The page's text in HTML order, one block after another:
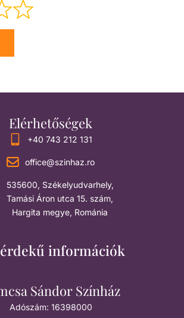
Elérhetőségek
+40 743 212 131
office@szinhaz.ro
535600, Székelyudvarhely,
Tamási Áron utca 15. szám,
Hargita megye, Románia
információk
Sándor Színház
Adószám: 16398000